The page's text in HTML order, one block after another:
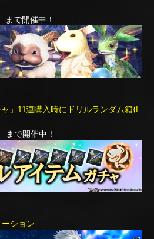
で開催中！
」11連購入時にドリルランダム箱(I
で開催中！
ション